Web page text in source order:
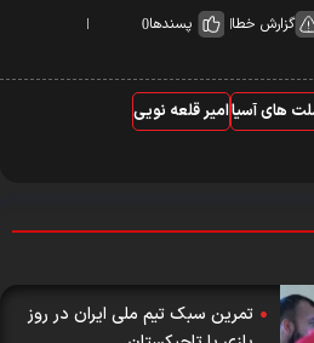
گزارش خطا پسندها0
های آسیاامیر قلعه نویی
تمرین سبک تیم ملی ایران در روز